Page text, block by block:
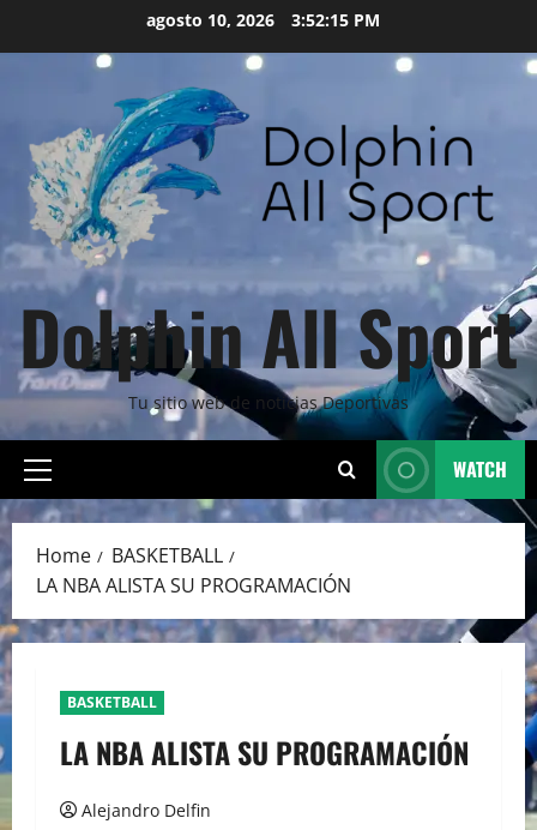
agosto 10, 2026 3:52:17 PM
Dolphin All Sport
Tu sitio web de noticias Deportivas
Primary
Menu
WATCH
Home
BASKETBALL
LA NBA ALISTA SU PROGRAMACIÓN
BASKETBALL
LA NBA ALISTA SU PROGRAMACIÓN
Alejandro Delfin